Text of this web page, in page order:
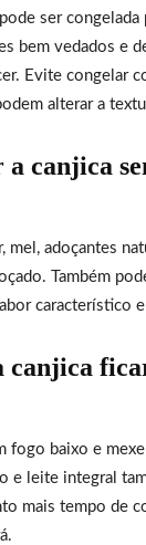
pode ser congelada
bem vedados e
Evite congelar
alterar a
a canjica
mel, adoçantes
Também
característico
canjica
fogo baixo e
e leite integral
mais tempo de